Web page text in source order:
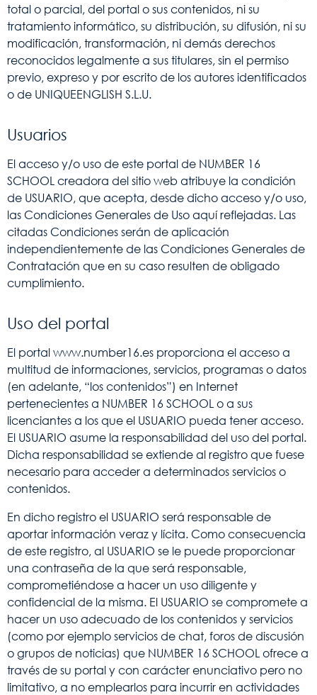
total o parcial, del portal o sus contenidos, ni su
tratamiento informático, su distribución, su difusión, ni su
modificación, transformación, ni demás derechos
reconocidos legalmente a sus titulares, sin el permiso
previo, expreso y por escrito de los autores identificados
o de UNIQUEENGLISH S.L.U.
Usuarios
El acceso y/o uso de este portal de NUMBER 16
SCHOOL creadora del sitio web atribuye la condición
de USUARIO, que acepta, desde dicho acceso y/o uso,
las Condiciones Generales de Uso aquí reflejadas. Las
citadas Condiciones serán de aplicación
independientemente de las Condiciones Generales de
Contratación que en su caso resulten de obligado
cumplimiento.
Uso del portal
El portal www.number16.es proporciona el acceso a
multitud de informaciones, servicios, programas o datos
(en adelante, “los contenidos”) en Internet
pertenecientes a NUMBER 16 SCHOOL o a sus
licenciantes a los que el USUARIO pueda tener acceso.
El USUARIO asume la responsabilidad del uso del portal.
Dicha responsabilidad se extiende al registro que fuese
necesario para acceder a determinados servicios o
contenidos.
En dicho registro el USUARIO será responsable de
aportar información veraz y lícita. Como consecuencia
de este registro, al USUARIO se le puede proporcionar
una contraseña de la que será responsable,
comprometiéndose a hacer un uso diligente y
confidencial de la misma. El USUARIO se compromete a
hacer un uso adecuado de los contenidos y servicios
(como por ejemplo servicios de chat, foros de discusión
o grupos de noticias) que NUMBER 16 SCHOOL ofrece a
través de su portal y con carácter enunciativo pero no
limitativo, a no emplearlos para incurrir en actividades